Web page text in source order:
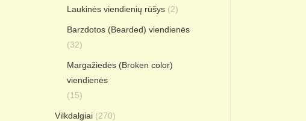
Laukinės viendienių rūšys (2)
Barzdotos (Bearded) viendienės
(32)
Margažiedės (Broken color)
viendienės
(15)
Vilkdalgiai (270)